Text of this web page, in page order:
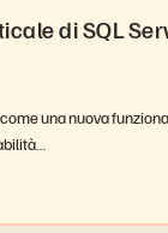
di SQL
una nuova